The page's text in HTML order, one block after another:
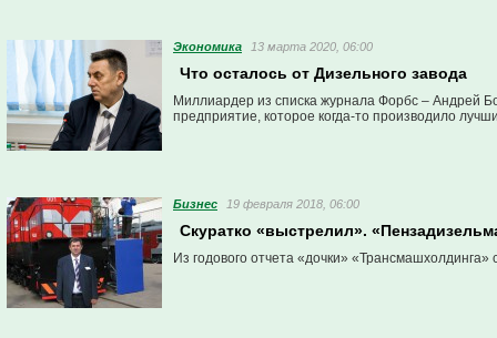
Экономика 13 марта 2020, 06:00
Что осталось от Дизельного завода
Миллиардер из списка журнала Форбс – Андрей
предприятие, которое когда-то производило
Бизнес 19 февраля 2018, 06:00
Скуратко «выстрелил».
Из годового отчета «дочки»